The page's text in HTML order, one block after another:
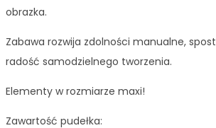
obrazka.
Zabawa rozwija zdolności manualne,
radość samodzielnego tworzenia.
Elementy w rozmiarze maxi!
Zawartość pudełka: